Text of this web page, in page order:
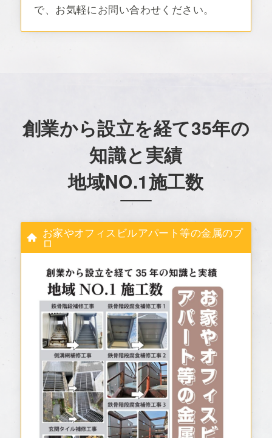
で、お気軽にお問い合わせください。
創業から設立を経て35年の
知識と実績
地域NO.1施工数
お家やオフィスビルアパート等の金属のプ
ロ